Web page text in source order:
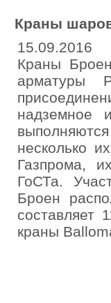
Краны
15.09.2016
Краны
арматуры
надземное
несколько
Газпрома,
ГоСТа.
Броен
составляет
краны